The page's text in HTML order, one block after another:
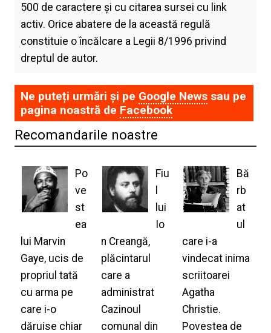
500 de caractere și cu citarea sursei cu link
activ. Orice abatere de la această regulă
constituie o încălcare a Legii 8/1996 privind
dreptul de autor.
Ne puteți urmări și pe Google Newssau pe
pagina noastră de Facebook
Recomandarile noastre
Po
ve
st
ea
lui Marvin
Gaye, ucis de
propriul tată
cu arma pe
care i-o
dăruise chiar
Fiu
lui
Io
n Creangă,
plăcintarul
care a
administrat
Cazinoul
comunal din
Bă
rb
at
ul
care i-a
vindecat inima
scriitoarei
Agatha
Christie.
Povestea de